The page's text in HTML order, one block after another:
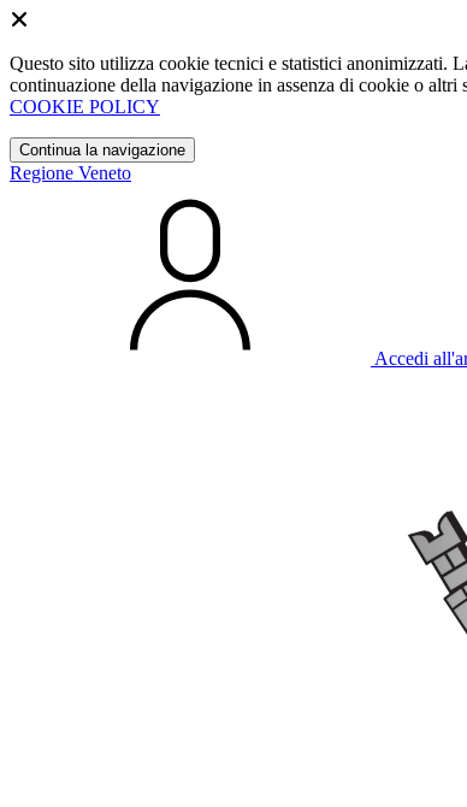
Questo sito utilizza cookie tecnici e statistici anonimizzati.
continuazione della navigazione in assenza di cookie o
COOKIE POLICY
Continua la navigazione
Regione Veneto
Accedi